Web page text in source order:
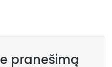
pranešimą